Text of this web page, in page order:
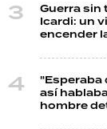
Guerra sin
Icardi: un
encender
"Esperaba
así
hombre